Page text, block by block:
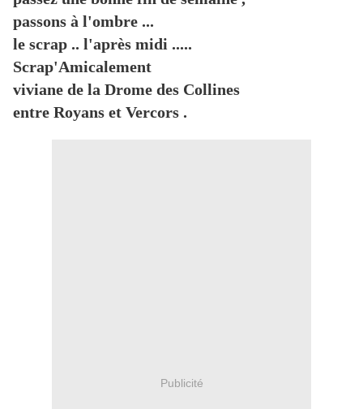
passons à l'ombre ...
le scrap .. l'après midi .....
Scrap'Amicalement
viviane de la Drome des Collines
entre Royans et Vercors .
Publicité